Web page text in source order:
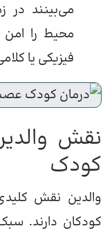
می‌بینند
محیط را امن
فیزیکی یا
نقش
کودک
والدین نقش
کودکان دارند.